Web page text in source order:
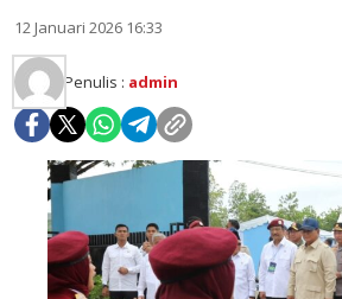
12 Januari 2026 16:33
Penulis : admin